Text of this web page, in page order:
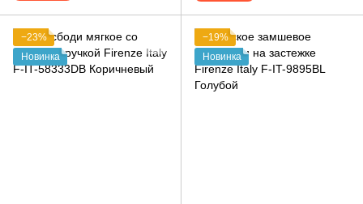
−23%
Новинка
−19%
Новинка